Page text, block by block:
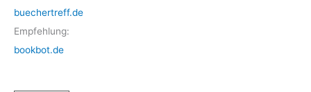
buechertreff.de
Empfehlung:
bookbot.de